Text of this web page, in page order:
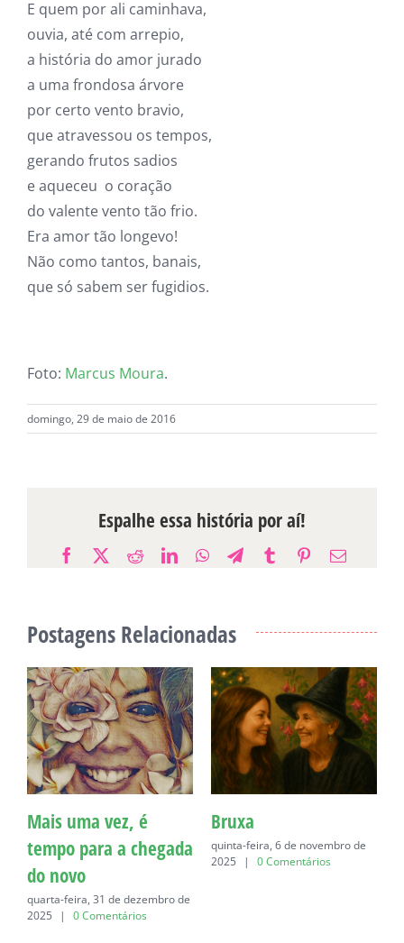
E quem por ali caminhava,
ouvia, até com arrepio,
a história do amor jurado
a uma frondosa árvore
por certo vento bravio,
que atravessou os tempos,
gerando frutos sadios
e aqueceu o coração
do valente vento tão frio.
Era amor tão longevo!
Não como tantos, banais,
que só sabem ser fugidios.
Foto: Marcus Moura.
domingo, 29 de maio de 2016
Espalhe essa história por aí!
Facebook RedditLinkedInWhatsApp
Telegram
TumblrPinterest
E-
Postagens Relacionadas
Mais uma vez, é
tempo para a chegada
do novo
quarta-feira, 31 de dezembro de
2025
| 0 Comentários
Bruxa
quinta-feira, 6 de novembro de
2025
| 0 Comentários